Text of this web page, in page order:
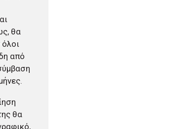
θα
από
θα